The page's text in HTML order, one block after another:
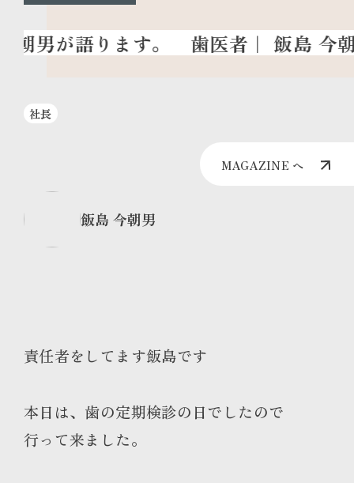
歯医者｜ 飯島 今
社長
MAGAZINE へ
飯島 今朝男
責任者をしてます飯島です
本日は、歯の定期検診の日でしたので
行って来ました。